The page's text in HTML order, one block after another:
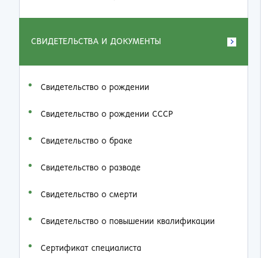
СВИДЕТЕЛЬСТВА И ДОКУМЕНТЫ
Свидетельство о рождении
Свидетельство о рождении СССР
Свидетельство о браке
Свидетельство о разводе
Свидетельство о смерти
Свидетельство о повышении квалификации
Сертификат специалиста